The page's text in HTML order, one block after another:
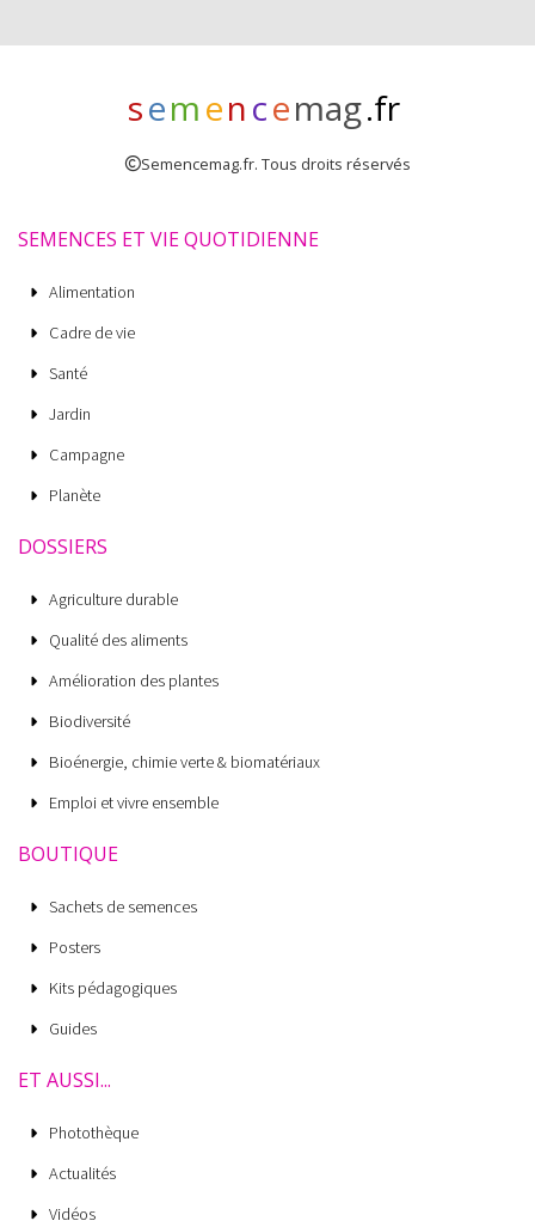
semencemag.fr
Semencemag.fr. Tous droits réservés
SEMENCES ET VIE QUOTIDIENNE
Alimentation
Cadre de vie
Santé
Jardin
Campagne
Planète
DOSSIERS
Agriculture durable
Qualité des aliments
Amélioration des plantes
Biodiversité
Bioénergie, chimie verte & biomatériaux
Emploi et vivre ensemble
BOUTIQUE
Sachets de semences
Posters
Kits pédagogiques
Guides
ET AUSSI...
Photothèque
Actualités
Vidéos